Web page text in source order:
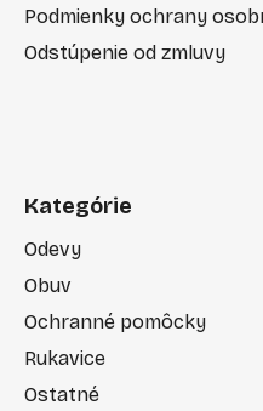
Podmienky ochrany
Odstúpenie od zmluvy
Kategórie
Odevy
Obuv
Ochranné pomôcky
Rukavice
Ostatné